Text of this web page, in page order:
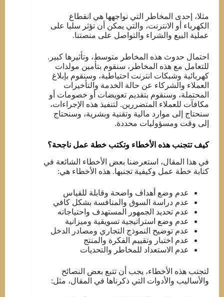
مثلا، إحدى المخاطر التي نواجهها هي انقطاع
الكهرباء أو الانترنت، والتي يمكن أن تؤثر سلبا على
عملية البيع والشراء والتواصل على منصتنا.
احتمال حدوث هذه المخاطر متوسط، وتأثيرها كبير.
للتعامل مع هذه المخاطر، سنقوم بتأمين مولدات
كهربائية وشبكات انترنت احتياطية، وسنقوم بإبلاغ
العملاء والشركاء عن حالة الخدمة والتأخيرات
المحتملة، وسنقوم بتقديم تعويضات أو خصومات أو
مكافآت للعملاء المتضررين. لتنفيذ هذه الإجراءات،
سنحتاج إلى موارد مالية وتقنية وبشرية، وسنحتاج
إلى وقت ومسؤوليات محددة.
كيف تتجنب هذه الأخطاء وتكتب خطة عمل ناجحة؟
في هذا المقال، استعرضنا بعض الأخطاء الشائعة في
كتابة خطة عمل وكيفية تجنبها. هذه الأخطاء هي:
عدم وضع أهداف واضحة وقابلة للقياس
عدم دراسة السوق والمنافسة بشكل كافي
عدم تحديد الجمهور المستهدف واحتياجاته
عدم وضع استراتيجية تسويقية وميزانية
عدم توضيح النموذج التجاري ومصادر الدخل
عدم اختبار وتقييم الفكرة والمنتج
عدم الاستعداد للمخاطر والتحديات
لتجنب هذه الأخطاء، يجب أن تتبع بعض النصائح
والأساليب والأدوات التي ذكرناها في المقال، مثل: